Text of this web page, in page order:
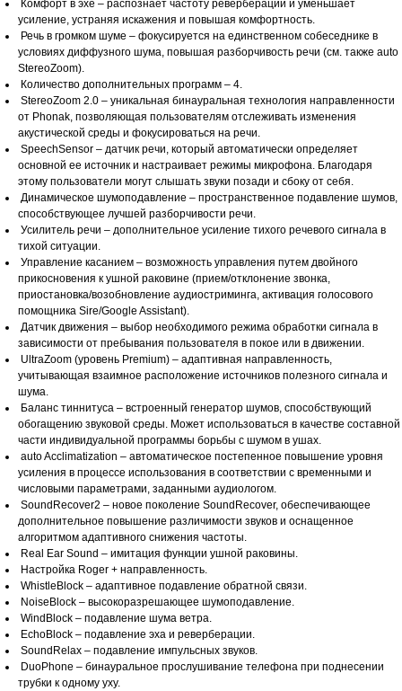
Комфорт в эхе – распознает частоту реверберации и уменьшает
усиление, устраняя искажения и повышая комфортность.
Речь в громком шуме – фокусируется на единственном собеседнике в
условиях диффузного шума, повышая разборчивость речи (см. также auto
StereoZoom).
Количество дополнительных программ – 4.
StereoZoom 2.0 – уникальная бинауральная технология направленности
от Phonak, позволяющая пользователям отслеживать изменения
акустической среды и фокусироваться на речи.
SpeechSensor – датчик речи, который автоматически определяет
основной ее источник и настраивает режимы микрофона. Благодаря
этому пользователи могут слышать звуки позади и сбоку от себя.
Динамическое шумоподавление – пространственное подавление шумов,
способствующее лучшей разборчивости речи.
Усилитель речи – дополнительное усиление тихого речевого сигнала в
тихой ситуации.
Управление касанием – возможность управления путем двойного
прикосновения к ушной раковине (прием/отклонение звонка,
приостановка/возобновление аудиостриминга, активация голосового
помощника Sire/Google Assistant).
Датчик движения – выбор необходимого режима обработки сигнала в
зависимости от пребывания пользователя в покое или в движении.
UltraZoom (уровень Premium) – адаптивная направленность,
учитывающая взаимное расположение источников полезного сигнала и
шума.
Баланс тиннитуса – встроенный генератор шумов, способствующий
обогащению звуковой среды. Может использоваться в качестве составной
части индивидуальной программы борьбы с шумом в ушах.
auto Acclimatization – автоматическое постепенное повышение уровня
усиления в процессе использования в соответствии с временными и
числовыми параметрами, заданными аудиологом.
SoundRecover2 – новое поколение SoundRecover, обеспечивающее
дополнительное повышение различимости звуков и оснащенное
алгоритмом адаптивного снижения частоты.
Real Ear Sound – имитация функции ушной раковины.
Настройка Roger + направленность.
WhistleBlock – адаптивное подавление обратной связи.
NoiseBlock – высокоразрешающее шумоподавление.
WindBlock – подавление шума ветра.
EchoBlock – подавление эха и реверберации.
SoundRelax – подавление импульсных звуков.
DuoPhone – бинауральное прослушивание телефона при поднесении
трубки к одному уху.